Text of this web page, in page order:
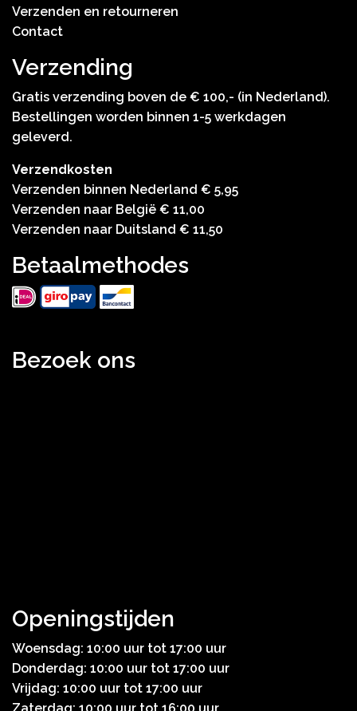
Verzenden en retourneren
Contact
Verzending
Gratis verzending boven de € 100,- (in Nederland).
Bestellingen worden binnen 1-5 werkdagen
geleverd.
Verzendkosten
Verzenden binnen Nederland € 5,95
Verzenden naar België € 11,00
Verzenden naar Duitsland € 11,50
Betaalmethodes
Bezoek ons
Openingstijden
Woensdag: 10:00 uur tot 17:00 uur
Donderdag: 10:00 uur tot 17:00 uur
Vrijdag: 10:00 uur tot 17:00 uur